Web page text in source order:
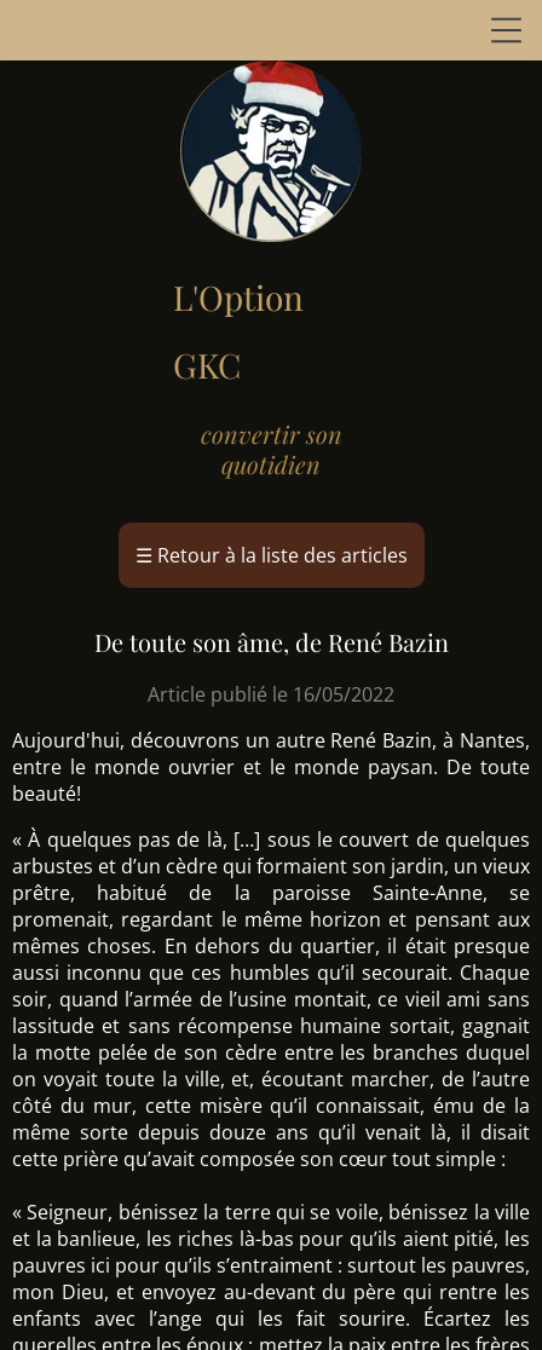
L'Option
GKC
convertir son
quotidien
☰ Retour à la liste des articles
De toute son âme, de René Bazin
Article publié le 16/05/2022
Aujourd'hui, découvrons un autre René Bazin, à Nantes,
entre le monde ouvrier et le monde paysan. De toute
beauté!
« À quelques pas de là, […] sous le couvert de quelques
arbustes et d’un cèdre qui formaient son jardin, un vieux
prêtre, habitué de la paroisse Sainte-Anne, se
promenait, regardant le même horizon et pensant aux
mêmes choses. En dehors du quartier, il était presque
aussi inconnu que ces humbles qu’il secourait. Chaque
soir, quand l’armée de l’usine montait, ce vieil ami sans
lassitude et sans récompense humaine sortait, gagnait
la motte pelée de son cèdre entre les branches duquel
on voyait toute la ville, et, écoutant marcher, de l’autre
côté du mur, cette misère qu’il connaissait, ému de la
même sorte depuis douze ans qu’il venait là, il disait
cette prière qu’avait composée son cœur tout simple :
« Seigneur, bénissez la terre qui se voile, bénissez la ville
et la banlieue, les riches là-bas pour qu’ils aient pitié, les
pauvres ici pour qu’ils s’entraiment : surtout les pauvres,
mon Dieu, et envoyez au-devant du père qui rentre les
enfants avec l’ange qui les fait sourire. Écartez les